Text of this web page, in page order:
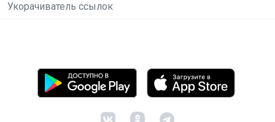
Укорачиватель ссылок